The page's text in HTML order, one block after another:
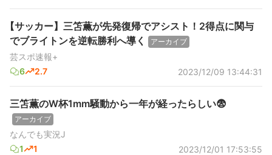
【サッカー】三笘薫が先発復帰でアシスト！2得点に関与
でブライトンを逆転勝利へ導く
アーカイブ
芸スポ速報+
6
2.7 2023/12/09 13:44:31
三笘薫のW杯1mm騒動から一年が経ったらしい😨
アーカイブ
なんでも実況J
1
1 2023/12/01 17:53:55